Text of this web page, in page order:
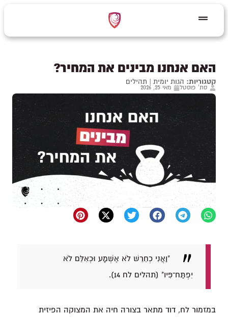
האם אנחנו מבינים את המחיר?
קטגוריות: הגות יומית | תהילים
סת' פוסטל מאי 25, 2026
"וַאֲנִי כְחֵרֵשׁ לֹא אֶשְׁמָע וּכְאִלֵּם לֹא
יִפְתַּח־פִּיו" (תהלים לח 14).
במזמור לח, דוד מתאר בצורה חיה את המצוקה הפיזית